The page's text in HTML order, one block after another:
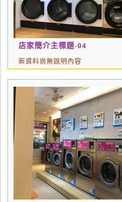
店家簡介主標題-04
新資料尚無說明內容